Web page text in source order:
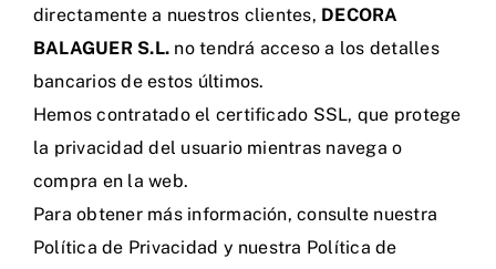
directamente a nuestros clientes, DECORA
BALAGUER S.L. no tendrá acceso a los detalles
bancarios de estos últimos.
Hemos contratado el certificado SSL, que protege
la privacidad del usuario mientras navega o
compra en la web.
Para obtener más información, consulte nuestra
Política de Privacidad y nuestra Política de